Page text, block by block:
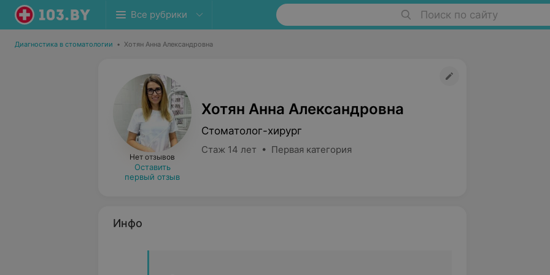
Все рубрики Поиск по сайту
Диагностика в стоматологии • Хотян Анна Александровна
Нет отзывов
Оставить
первый отзыв
Хотян Анна Александровна
Стоматолог-хирург
Стаж 14 лет • Первая категория
Инфо